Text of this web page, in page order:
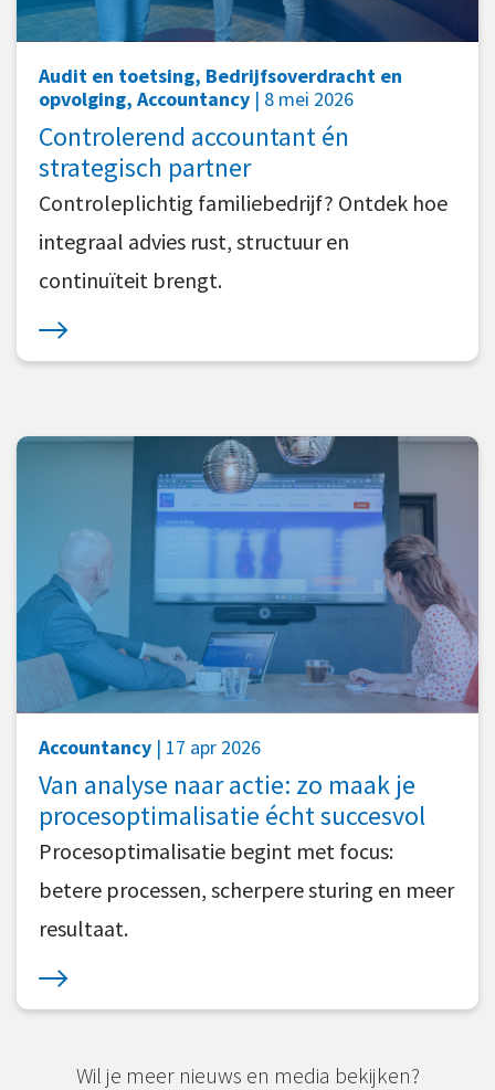
Audit en toetsing, Bedrijfsoverdracht en
opvolging, Accountancy | 8 mei 2026
Controlerend accountant én
strategisch partner
Controleplichtig familiebedrijf? Ontdek hoe
integraal advies rust, structuur en
continuïteit brengt.
Accountancy | 17 apr 2026
Van analyse naar actie: zo maak je
procesoptimalisatie écht succesvol
Procesoptimalisatie begint met focus:
betere processen, scherpere sturing en meer
resultaat.
Wil je meer nieuws en media bekijken?